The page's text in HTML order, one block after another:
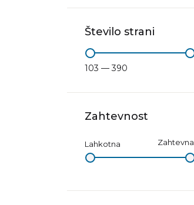
Število strani
103 — 390
Zahtevnost
Lahkotna Zahtevna